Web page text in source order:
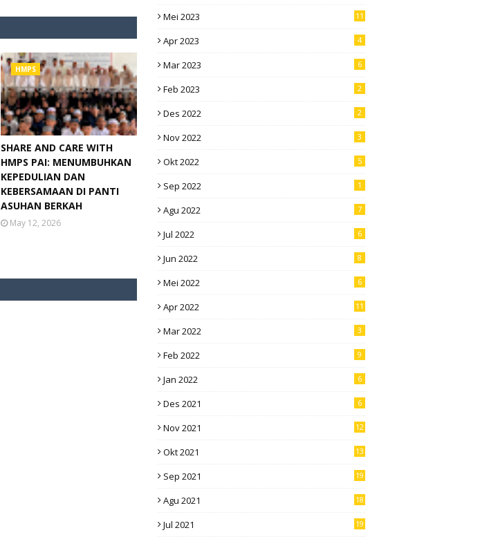
HMPS
SHARE AND CARE WITH
HMPS PAI: MENUMBUHKAN
KEPEDULIAN DAN
KEBERSAMAAN DI PANTI
ASUHAN BERKAH
May 12, 2026
Mei 2023 11
Apr 2023 4
Mar 2023 6
Feb 2023 2
Des 2022 2
Nov 2022 3
Okt 2022 5
Sep 2022 1
Agu 2022 7
Jul 2022 6
Jun 2022 8
Mei 2022 6
Apr 2022 11
Mar 2022 3
Feb 2022 9
Jan 2022 6
Des 2021 6
Nov 2021 12
Okt 2021 13
Sep 2021 19
Agu 2021 18
Jul 2021 19